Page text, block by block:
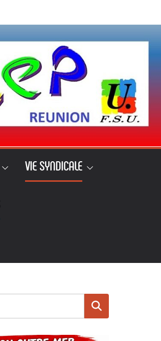
VIE SYNDICALE
Rechercher